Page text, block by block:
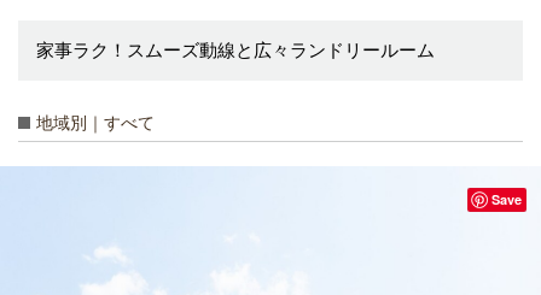
家事ラク！スムーズ動線と広々ランドリールーム
地域別｜すべて
Save